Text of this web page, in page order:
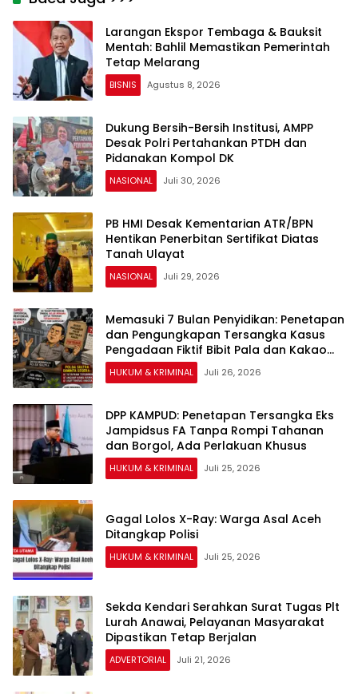
Larangan Ekspor Tembaga & Bauksit
Mentah: Bahlil Memastikan Pemerintah
Tetap Melarang
BISNIS Agustus 8, 2026
Dukung Bersih-Bersih Institusi, AMPP
Desak Polri Pertahankan PTDH dan
Pidanakan Kompol DK
NASIONAL Juli 30, 2026
PB HMI Desak Kementarian ATR/BPN
Hentikan Penerbitan Sertifikat Diatas
Tanah Ulayat
NASIONAL Juli 29, 2026
Memasuki 7 Bulan Penyidikan: Penetapan
dan Pengungkapan Tersangka Kasus
Pengadaan Fiktif Bibit Pala dan Kakao
Rp26 Miliar Dipertanyakan
HUKUM & KRIMINAL Juli 26, 2026
DPP KAMPUD: Penetapan Tersangka Eks
Jampidsus FA Tanpa Rompi Tahanan
dan Borgol, Ada Perlakuan Khusus
HUKUM & KRIMINAL Juli 25, 2026
Gagal Lolos X-Ray: Warga Asal Aceh
Ditangkap Polisi
HUKUM & KRIMINAL Juli 25, 2026
Sekda Kendari Serahkan Surat Tugas Plt
Lurah Anawai, Pelayanan Masyarakat
Dipastikan Tetap Berjalan
ADVERTORIAL Juli 21, 2026